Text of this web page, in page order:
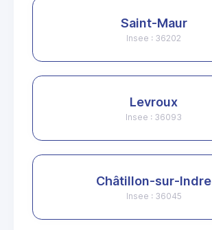
Saint-Maur
Insee : 36202
Levroux
Insee : 36093
Châtillon-sur-Indre
Insee : 36045